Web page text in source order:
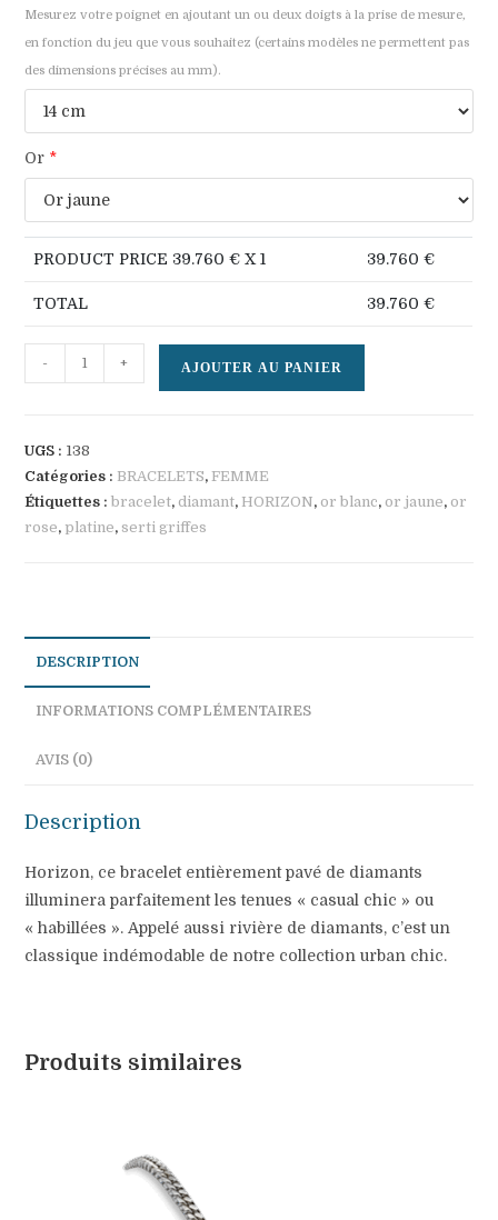
Mesurez votre poignet en ajoutant un ou deux doigts à la prise de mesure,
en fonction du jeu que vous souhaitez (certains modèles ne permettent pas
des dimensions précises au mm).
Or *
PRODUCT PRICE 39.760 € X 1 39.760 €
TOTAL 39.760 €
quantité
de
- + AJOUTER AU PANIER
UGS : 138
Catégories : BRACELETS,FEMME
Étiquettes :bracelet, diamant, HORIZON, or blanc, or jaune, or
rose, platine, serti griffes
DESCRIPTION
INFORMATIONS COMPLÉMENTAIRES
AVIS (0)
Description
Horizon, ce bracelet entièrement pavé de diamants
illuminera parfaitement les tenues « casual chic » ou
« habillées ». Appelé aussi rivière de diamants, c’est un
classique indémodable de notre collection urban chic.
Produits similaires